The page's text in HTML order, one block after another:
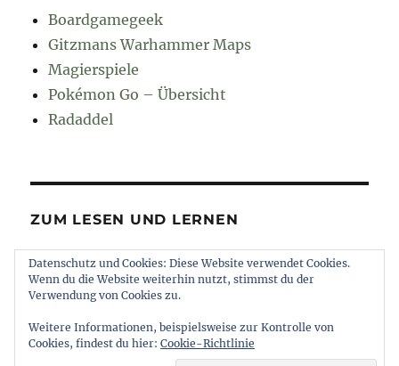
Boardgamegeek
Gitzmans Warhammer Maps
Magierspiele
Pokémon Go – Übersicht
Radaddel
ZUM LESEN UND LERNEN
Euroncap
Tong
Datenschutz und Cookies: Diese Website verwendet Cookies.
Wenn du die Website weiterhin nutzt, stimmst du der
Verwendung von Cookies zu.
Weitere Informationen, beispielsweise zur Kontrolle von
Cookies, findest du hier: Cookie-Richtlinie